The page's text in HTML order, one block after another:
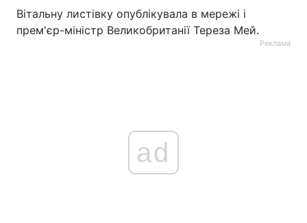
Вітальну листівку опублікувала в мережі і
прем'єр-міністр Великобританії Тереза Мей.
Реклама
ad